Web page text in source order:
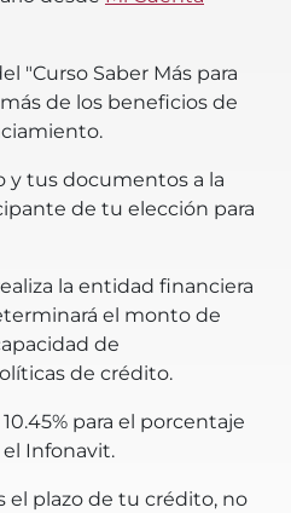
"Curso Saber Más para
de los beneficios de
y tus documentos a la
de tu elección para
la entidad financiera
el monto de
de
de crédito.
para el porcentaje
Infonavit.
el plazo de tu crédito, no